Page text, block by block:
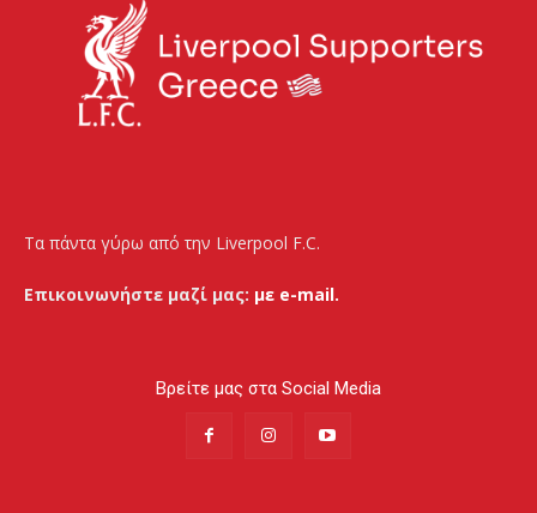
Τα πάντα γύρω από την Liverpool F.C.
Επικοινωνήστε μαζί μας: με e-mail.
Βρείτε μας στα Social Media